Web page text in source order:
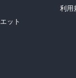
ット
利用